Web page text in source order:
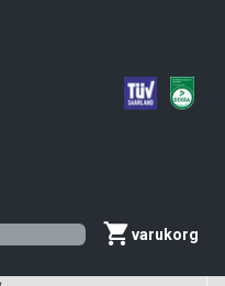
varukorg